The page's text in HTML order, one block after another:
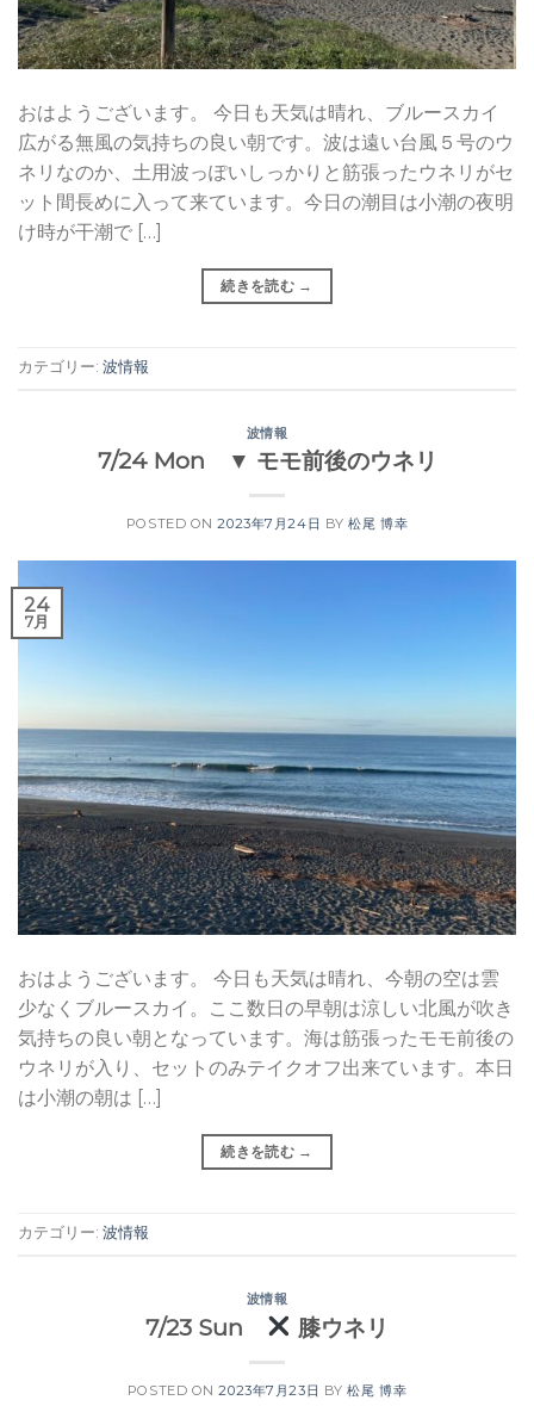
おはようございます。 今日も天気は晴れ、ブルースカイ
広がる無風の気持ちの良い朝です。波は遠い台風５号のウ
ネリなのか、土用波っぽいしっかりと筋張ったウネリがセ
ット間長めに入って来ています。今日の潮目は小潮の夜明
け時が干潮で […]
続きを読む →
カテゴリー: 波情報
波情報
7/24 Mon ▼ モモ前後のウネリ
POSTED ON2023年7月24日 BY松尾 博幸
24
7月
おはようございます。 今日も天気は晴れ、今朝の空は雲
少なくブルースカイ。ここ数日の早朝は涼しい北風が吹き
気持ちの良い朝となっています。海は筋張ったモモ前後の
ウネリが入り、セットのみテイクオフ出来ています。本日
は小潮の朝は […]
続きを読む →
カテゴリー: 波情報
波情報
7/23 Sun 膝ウネリ
POSTED ON2023年7月23日 BY松尾 博幸